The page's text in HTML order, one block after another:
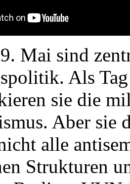
Mai sind
Als
sie die
Aber sie
alle
Strukturen